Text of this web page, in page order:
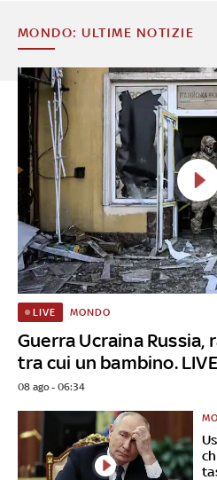
MONDO: ULTIME NOTIZIE
Guerra Ucraina Russia,
tra cui un bambino. LIVE
LIVE MONDO
08 ago - 06:34